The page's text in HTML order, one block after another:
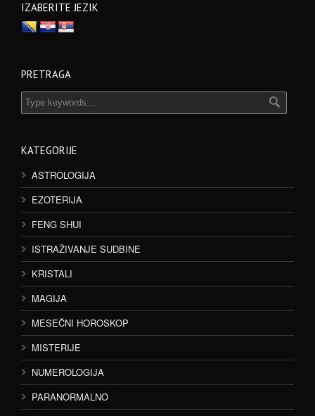
IZABERITE JEZIK
PRETRAGA
KATEGORIJE
ASTROLOGIJA
EZOTERIJA
FENG SHUI
ISTRAŽIVANJE SUDBINE
KRISTALI
MAGIJA
MESEČNI HOROSKOP
MISTERIJE
NUMEROLOGIJA
PARANORMALNO